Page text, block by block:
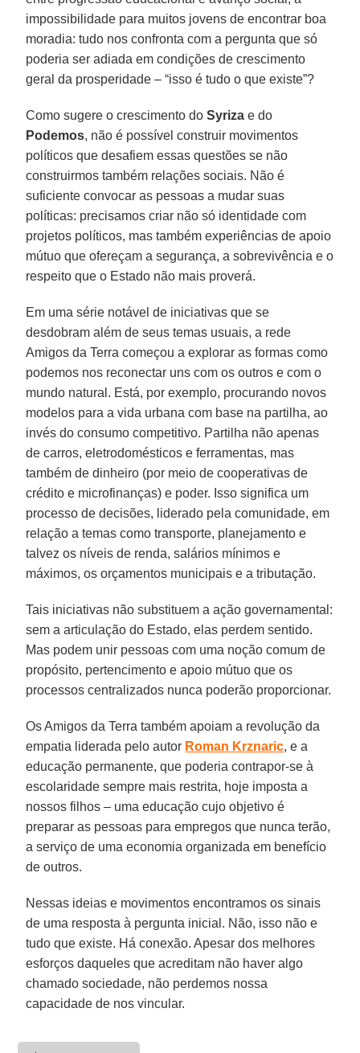
impossibilidade para muitos jovens de encontrar boa
moradia: tudo nos confronta com a pergunta que só
poderia ser adiada em condições de crescimento
geral da prosperidade – “isso é tudo o que existe”?
Como sugere o crescimento doSyriza e do
Podemos, não é possível construir movimentos
políticos que desafiem essas questões se não
construirmos também relações sociais. Não é
suficiente convocar as pessoas a mudar suas
políticas: precisamos criar não só identidade com
projetos políticos, mas também experiências de apoio
mútuo que ofereçam a segurança, a sobrevivência e o
respeito que o Estado não mais proverá.
Em uma série notável de iniciativas que se
desdobram além de seus temas usuais, a rede
Amigos da Terra começou a explorar as formas como
podemos nos reconectar uns com os outros e com o
mundo natural. Está, por exemplo, procurando novos
modelos para a vida urbana com base na partilha, ao
invés do consumo competitivo. Partilha não apenas
de carros, eletrodomésticos e ferramentas, mas
também de dinheiro (por meio de cooperativas de
crédito e microfinanças) e poder. Isso significa um
processo de decisões, liderado pela comunidade, em
relação a temas como transporte, planejamento e
talvez os níveis de renda, salários mínimos e
máximos, os orçamentos municipais e a tributação.
Tais iniciativas não substituem a ação governamental:
sem a articulação do Estado, elas perdem sentido.
Mas podem unir pessoas com uma noção comum de
propósito, pertencimento e apoio mútuo que os
processos centralizados nunca poderão proporcionar.
Os Amigos da Terra também apoiam a revolução da
empatia liderada pelo autor Roman Krznaric, e a
educação permanente, que poderia contrapor-se à
escolaridade sempre mais restrita, hoje imposta a
nossos filhos – uma educação cujo objetivo é
preparar as pessoas para empregos que nunca terão,
a serviço de uma economia organizada em benefício
de outros.
Nessas ideias e movimentos encontramos os sinais
de uma resposta à pergunta inicial. Não, isso não e
tudo que existe. Há conexão. Apesar dos melhores
esforços daqueles que acreditam não haver algo
chamado sociedade, não perdemos nossa
capacidade de nos vincular.